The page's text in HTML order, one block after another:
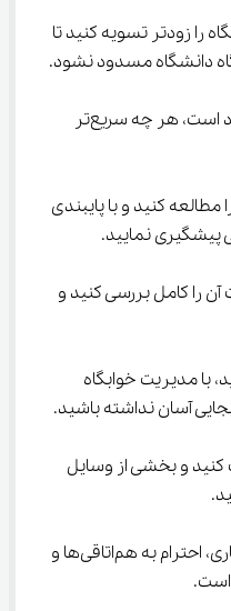
را زودتر تسویه کنید تا
دانشگاه مسدود نشود.
اگر ظرفیت خوابگاه محدود است، هر چه سریع‌تر
مطالعه کنید و با پایبندی
را کامل بررسی کنید و
با مدیریت خوابگاه
آسان نداشته باشید.
کنید و بخشی از وسایل
در زندگی خوابگاهی، همکاری، احترام به هم‌اتاقی‌ها و
است.